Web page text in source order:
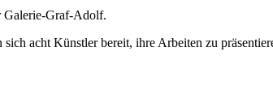
Galerie-Graf-Adolf.
acht Künstler bereit, ihre Arbeiten zu